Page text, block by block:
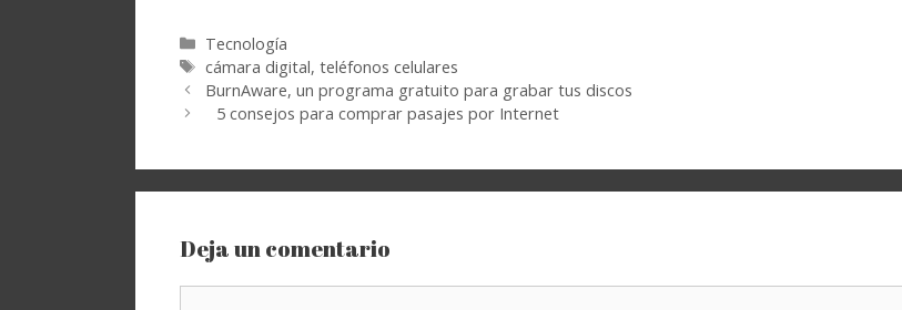
Categorías
Tecnología
Etiquetas
cámara digital,teléfonos celulares
BurnAware, un programa gratuito para grabar tus discos
5 consejos para comprar pasajes por Internet
Deja un comentario